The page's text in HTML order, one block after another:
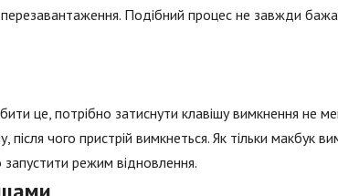
перезавантаження. Подібний процес не завжди
це, потрібно затиснути клавішу вимкнення не
чого пристрій вимкнеться. Як тільки макбук
режим відновлення.